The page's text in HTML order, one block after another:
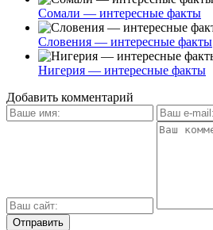
Сомали — интересные факты
Словения — интересные факты
Нигерия — интересные факты
Добавить комментарий